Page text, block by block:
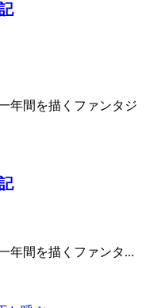
年間を描くファンタジ
年間を描くファンタ...